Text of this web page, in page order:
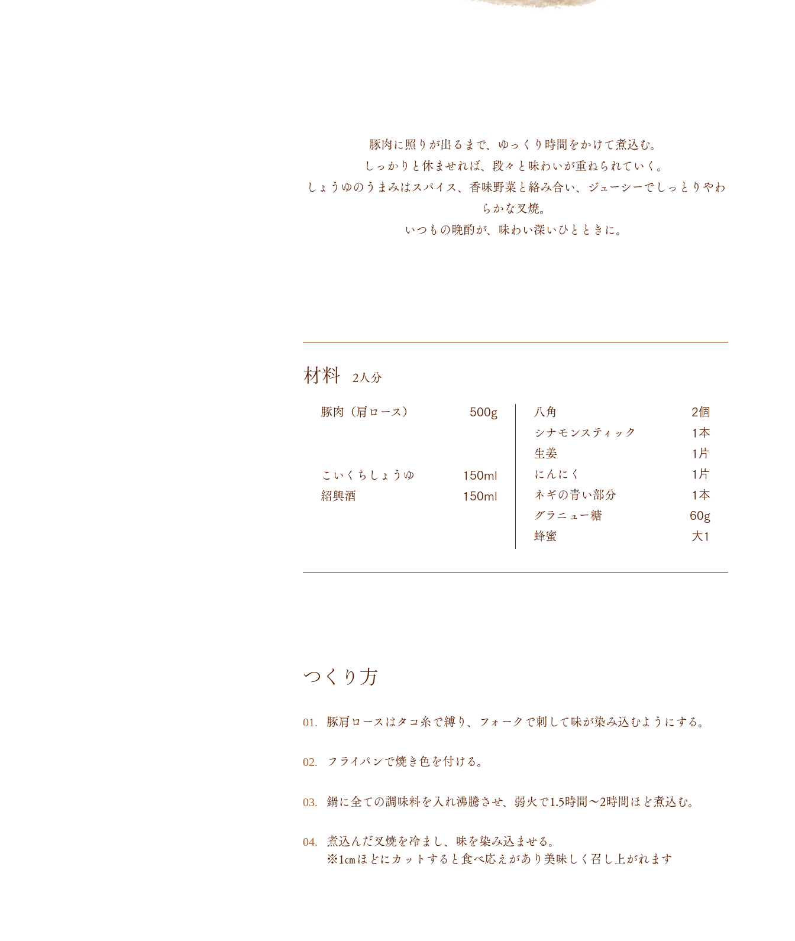
豚肉に照りが出るまで、ゆっくり時間をかけて煮込む。
しっかりと休ませれば、段々と味わいが重ねられていく。
しょうゆのうまみはスパイス、香味野菜と絡み合い、ジューシーでしっとりやわ
らかな叉焼。
いつもの晩酌が、味わい深いひとときに。
材料
2人分
豚肉（肩ロース）
500g
こいくちしょうゆ 150ml
紹興酒 150ml
八角 2個
シナモンスティック 1本
生姜 1片
にんにく​ 1片
ネギの青い部分​ 1本
グラニュー糖​ 60g
蜂蜜​ 大1
つくり方
豚肩ロースはタコ糸で縛り、フォークで刺して味が染み込むようにする。
フライパンで焼き色を付ける。
鍋に全ての調味料を入れ沸騰させ、弱火で1.5時間～2時間ほど煮込む。
煮込んだ叉焼を冷まし、味を染み込ませる。
※1㎝ほどにカットすると食べ応えがあり美味しく召し上がれます